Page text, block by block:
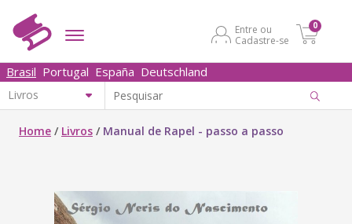
Entre ou
Cadastre-se
0
Brasil Portugal España Deutschland
Home / Livros / Manual de Rapel - passo a passo